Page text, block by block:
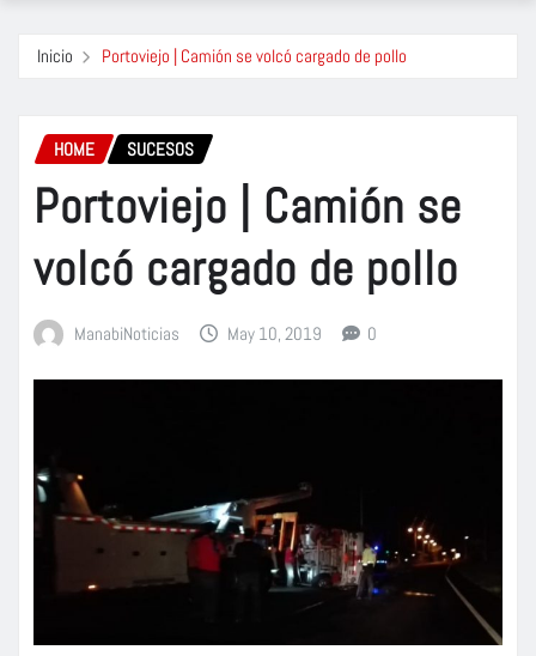
Inicio Portoviejo | Camión se volcó cargado de pollo
HOME SUCESOS
Portoviejo | Camión se
volcó cargado de pollo
ManabiNoticias May 10, 2019 0